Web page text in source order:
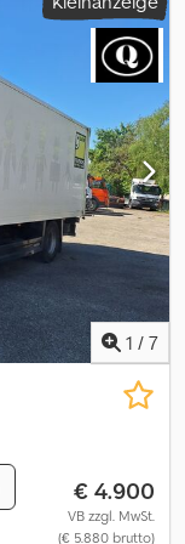
1 / 7
€ 4.900
VB zzgl. MwSt.
(€ 5.880 brutto)